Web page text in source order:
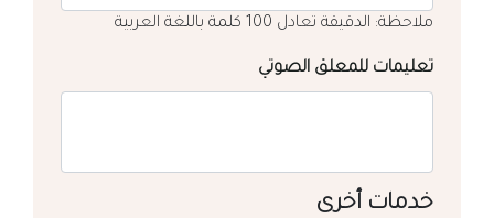
ملاحظة: الدقيقة تعادل 100 كلمة باللغة العربية
تعليمات للمعلق الصوتي
خدمات أخرى